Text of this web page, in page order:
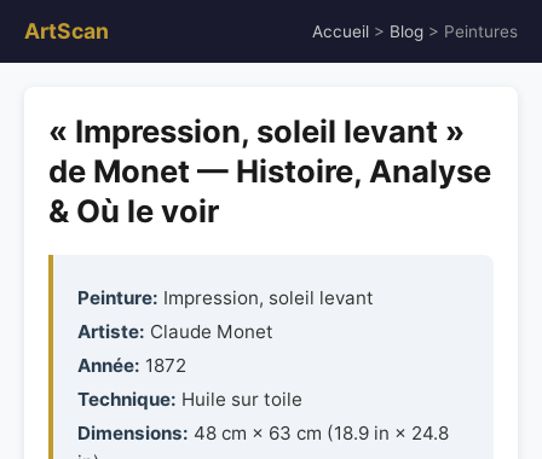
ArtScan Accueil > Blog > Peintures
« Impression, soleil levant »
de Monet — Histoire, Analyse
& Où le voir
Peinture: Impression, soleil levant
Artiste: Claude Monet
Année: 1872
Technique: Huile sur toile
Dimensions: 48 cm × 63 cm (18.9 in × 24.8